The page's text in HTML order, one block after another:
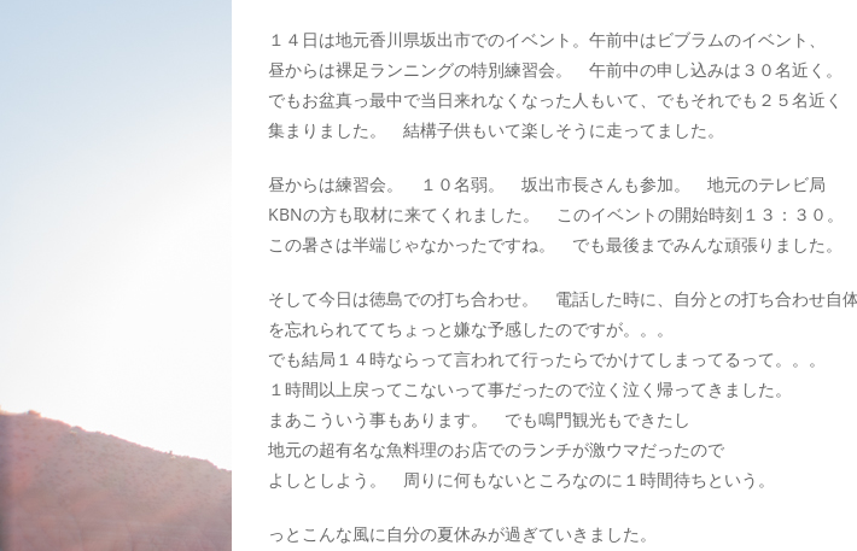
１４日は地元香川県坂出市でのイベント。午前中はビブラムのイベント、
昼からは裸足ランニングの特別練習会。 午前中の申し込みは３０名近く。
でもお盆真っ最中で当日来れなくなった人もいて、でもそれでも２５名近く
集まりました。 結構子供もいて楽しそうに走ってました。
昼からは練習会。 １０名弱。 坂出市長さんも参加。 地元のテレビ局
KBNの方も取材に来てくれました。 このイベントの開始時刻１３：３０。
この暑さは半端じゃなかったですね。 でも最後までみんな頑張りました。
そして今日は徳島での打ち合わせ。 電話した時に、自分との打ち合わせ自
を忘れられててちょっと嫌な予感したのですが。。。
でも結局１４時ならって言われて行ったらでかけてしまってるって。。。
１時間以上戻ってこないって事だったので泣く泣く帰ってきました。
まあこういう事もあります。 でも鳴門観光もできたし
地元の超有名な魚料理のお店でのランチが激ウマだったので
よしとしよう。 周りに何もないところなのに１時間待ちという。
っとこんな風に自分の夏休みが過ぎていきました。